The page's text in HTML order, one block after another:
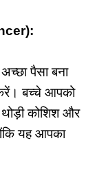
पैसा बना
बच्चे आपको
कोशिश और
यह आपका